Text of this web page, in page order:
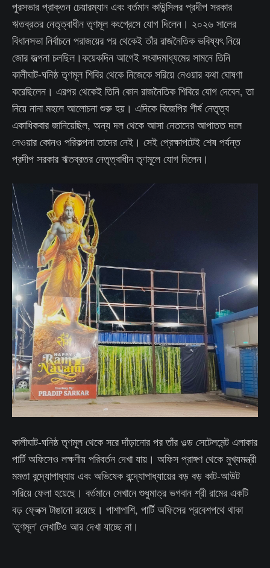
পুরসভার প্রাক্তন চেয়ারম্যান এবং বর্তমান কাউন্সিলর প্রদীপ সরকার
ঋতব্রতর নেতৃত্বাধীন তৃণমূল কংগ্রেসে যোগ দিলেন। ২০২৬ সালের
বিধানসভা নির্বাচনে পরাজয়ের পর থেকেই তাঁর রাজনৈতিক ভবিষ্যৎ নিয়ে
জোর জল্পনা চলছিল।কয়েকদিন আগেই সংবাদমাধ্যমের সামনে তিনি
কালীঘাট-ঘনিষ্ঠ তৃণমূল শিবির থেকে নিজেকে সরিয়ে নেওয়ার কথা ঘোষণা
করেছিলেন। এরপর থেকেই তিনি কোন রাজনৈতিক শিবিরে যোগ দেবেন, তা
নিয়ে নানা মহলে আলোচনা শুরু হয়। এদিকে বিজেপির শীর্ষ নেতৃত্ব
একাধিকবার জানিয়েছিল, অন্য দল থেকে আসা নেতাদের আপাতত দলে
নেওয়ার কোনও পরিকল্পনা তাদের নেই। সেই প্রেক্ষাপটেই শেষ পর্যন্ত
প্রদীপ সরকার ঋতব্রতর নেতৃত্বাধীন তৃণমূলে যোগ দিলেন।
কালীঘাট-ঘনিষ্ঠ তৃণমূল থেকে সরে দাঁড়ানোর পর তাঁর ওল্ড সেটেলমেন্ট এলাকার
পার্টি অফিসেও লক্ষণীয় পরিবর্তন দেখা যায়। অফিস প্রাঙ্গণ থেকে মুখ্যমন্ত্রী
মমতা বন্দ্যোপাধ্যায় এবং অভিষেক বন্দ্যোপাধ্যায়ের বড় বড় কাট-আউট
সরিয়ে ফেলা হয়েছে। বর্তমানে সেখানে শুধুমাত্র ভগবান শ্রী রামের একটি
বড় ফ্লেক্স টাঙানো রয়েছে। পাশাপাশি, পার্টি অফিসের প্রবেশপথে থাকা
'তৃণমূল' লেখাটিও আর দেখা যাচ্ছে না।